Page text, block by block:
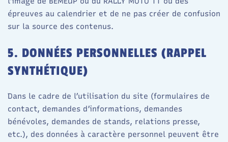
épreuves au calendrier et de ne pas créer de confusion
sur la source des contenus.
5. DONNÉES PERSONNELLES (RAPPEL
SYNTHÉTIQUE)
Dans le cadre de l’utilisation du site (formulaires de
contact, demandes d’informations, demandes
bénévoles, demandes de stands, relations presse,
etc.), des données à caractère personnel peuvent être